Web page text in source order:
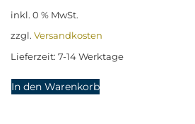
inkl. 0 % MwSt.
zzgl. Versandkosten
Lieferzeit: 7-14 Werktage
In den Warenkorb